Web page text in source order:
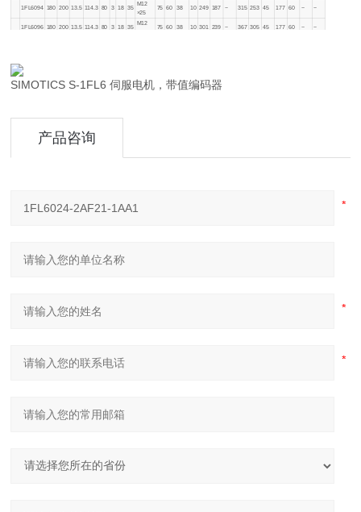
1FL6094 180 200 13.5 114.3 80 3 18 35
M12
×25
75 60 38 10 249 187 − 315 253 45 177 60 − −
1FL6096 180 200 13.5 114.3 80 3 18 35
M12
75 60 38 10 301 239 − 367 305 45 177 60 − −
SIMOTICS S-1FL6 伺服电机，带值编码器
产品咨询